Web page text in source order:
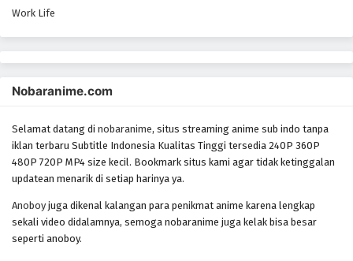
Aikatsu Stars!
Aishiteruze Baby
Eps - October 28, 2024
Akebi-chan no Sailor-fuku
Work Life
Nobaranime.com
Selamat datang di nobaranime, situs streaming anime sub indo tanpa
iklan terbaru Subtitle Indonesia Kualitas Tinggi tersedia 240P 360P
480P 720P MP4 size kecil. Bookmark situs kami agar tidak ketinggalan
updatean menarik di setiap harinya ya.
Anoboy juga dikenal kalangan para penikmat anime karena lengkap
sekali video didalamnya, semoga nobaranime juga kelak bisa besar
seperti anoboy.